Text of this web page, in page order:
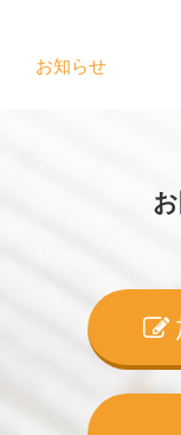
お知らせ